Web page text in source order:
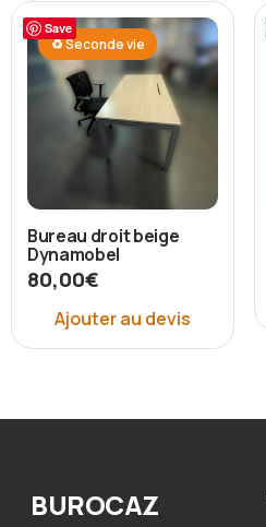
Save
♻ Seconde vie
Bureau droit beige
Dynamobel
80,00€
Ajouter au devis
BUROCAZ